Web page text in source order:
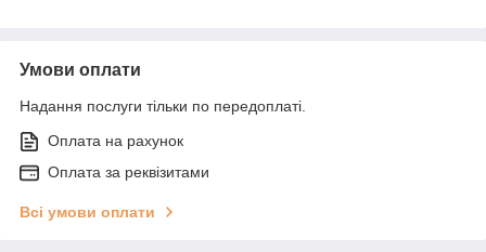
Умови оплати
Надання послуги тільки по передоплаті.
Оплата на рахунок
Оплата за реквізитами
Всі умови оплати